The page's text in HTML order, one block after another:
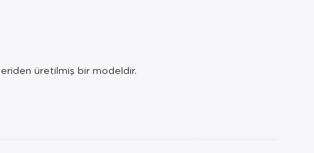
üretilmiş bir modeldir.